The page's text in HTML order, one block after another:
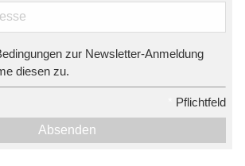
zur Newsletter-Anmeldung
diesen zu.
Pflichtfeld
Absenden